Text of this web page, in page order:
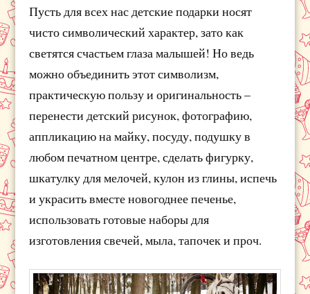
Пусть для всех нас детские подарки носят
чисто символический характер, зато как
светятся счастьем глаза малышей! Но ведь
можно объединить этот символизм,
практическую пользу и оригинальность –
перенести детский рисунок, фотографию,
аппликацию на майку, посуду, подушку в
любом печатном центре, сделать фигурку,
шкатулку для мелочей, кулон из глины, испечь
и украсить вместе новогоднее печенье,
использовать готовые наборы для
изготовления свечей, мыла, тапочек и проч.